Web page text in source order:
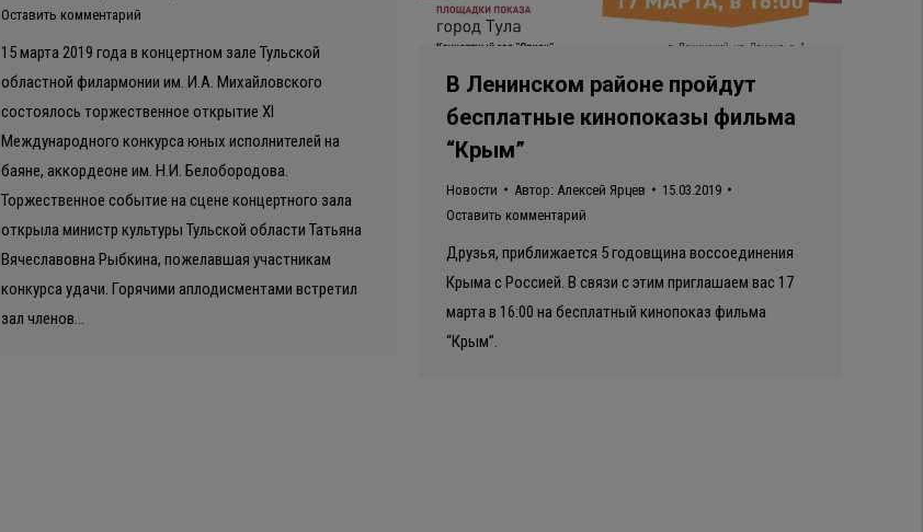
Оставить комментарий
15 марта 2019 года в концертном зале Тульской
областной филармонии им. И.А. Михайловского
состоялось торжественное открытие XI
Международного конкурса юных исполнителей на
баяне, аккордеоне им. Н.И. Белобородова.
Торжественное событие на сцене концертного зала
открыла министр культуры Тульской области Татьяна
Вячеславовна Рыбкина, пожелавшая участникам
конкурса удачи. Горячими аплодисментами встретил
зал членов…
В Ленинском районе пройдут
бесплатные кинопоказы фильма
“Крым”
Новости Автор: Алексей Ярцев
15.03.2019
Оставить комментарий
Друзья, приближается 5 годовщина воссоединения
Крыма с Россией. В связи с этим приглашаем вас 17
марта в 16:00 на бесплатный кинопоказ фильма
“Крым”.